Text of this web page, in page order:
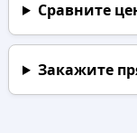
Сравните
Закажите